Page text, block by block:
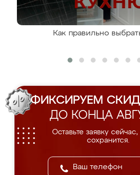
Как правильно
ФИКСИРУЕМ
ДО КОНЦА
Оставьте заявку сейчас,
сохранится.